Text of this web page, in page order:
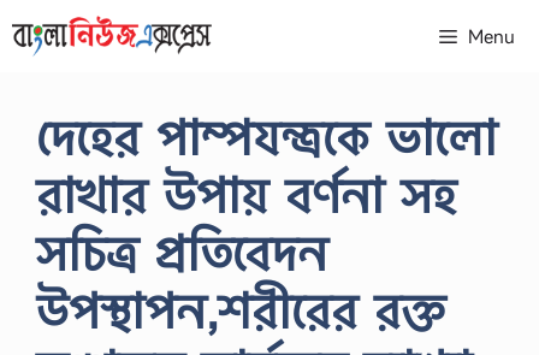
to
Menu
দেহের পাম্পযন্ত্রকে ভালো
রাখার উপায় বর্ণনা সহ
সচিত্র প্রতিবেদন
উপস্থাপন,শরীরের রক্ত